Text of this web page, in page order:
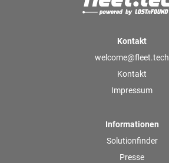
Kontakt
welcome@fleet.tech
Kontakt
Impressum
Informationen
Solutionfinder
Presse